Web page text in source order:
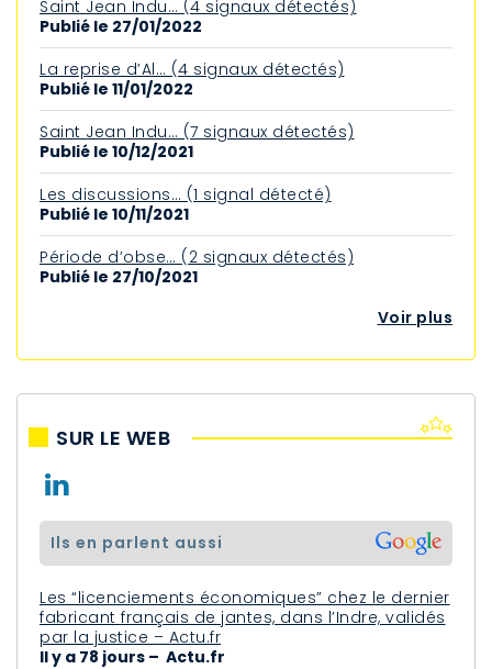
Saint Jean Indu… (4 signaux détectés)
Publié le 27/01/2022
La reprise d’Al… (4 signaux détectés)
Publié le 11/01/2022
Saint Jean Indu… (7 signaux détectés)
Publié le 10/12/2021
Les discussions… (1 signal détecté)
Publié le 10/11/2021
Période d’obse… (2 signaux détectés)
Publié le 27/10/2021
Voir plus
SUR LE WEB
ils en parlent aussi
Les “licenciements économiques” chez le dernier
fabricant français de jantes, dans l’Indre, validés
par la justice – Actu.fr
Il y a 78 jours – Actu.fr